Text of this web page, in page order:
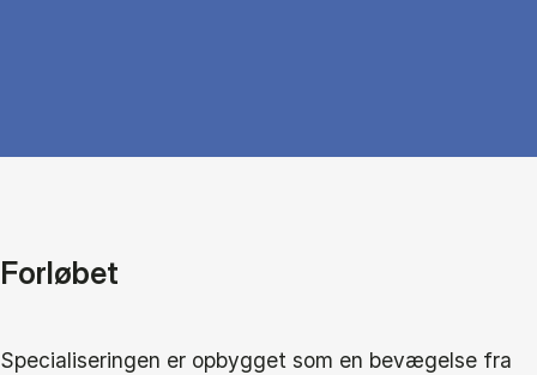
Forløbet
Specialiseringen er opbygget som en bevægelse fra